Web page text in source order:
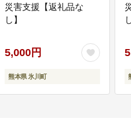
災害支援【返礼品な
し】
5,000円
熊本県 氷川町